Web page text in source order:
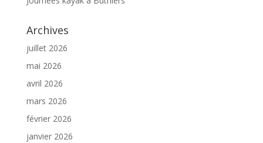
Archives
juillet 2026
mai 2026
avril 2026
mars 2026
février 2026
janvier 2026